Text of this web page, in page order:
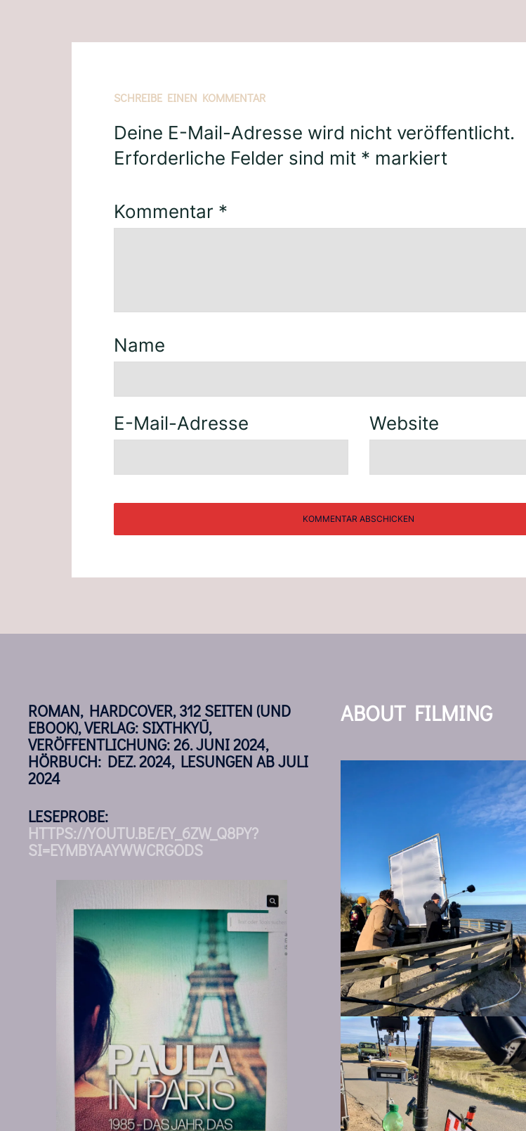
SCHREIBE EINEN KOMMENTAR
Deine E-Mail-Adresse wird nicht veröffentlicht.
Erforderliche Felder sind mit * markiert
Kommentar *
Name
E-Mail-Adresse Website
ROMAN, HARDCOVER, 312 SEITEN (UND
EBOOK), VERLAG: SIXTHKYŪ,
VERÖFFENTLICHUNG: 26. JUNI 2024,
HÖRBUCH: DEZ. 2024, LESUNGEN AB JULI
2024
LESEPROBE:
HTTPS://YOUTU.BE/EY_6ZW_Q8PY?
SI=EYMBYAAYWWCRGODS
ABOUT FILMING